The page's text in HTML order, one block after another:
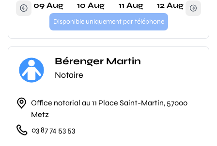
09 Aug
10 Aug
11 Aug
12 Aug
Disponible uniquement par téléphone
Bérenger Martin
Notaire
Office notarial au 11 Place Saint-Martin, 57000
Metz
03 87 74 53 53